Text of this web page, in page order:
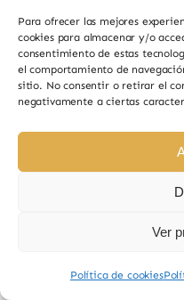
Para ofrecer las mejores
cookies para almacenar y/o
consentimiento de estas
el comportamiento de
sitio. No consentir o retirar el
negativamente a ciertas
Ver
Política de cookies